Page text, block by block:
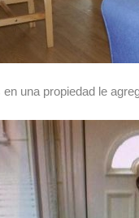
una propiedad le